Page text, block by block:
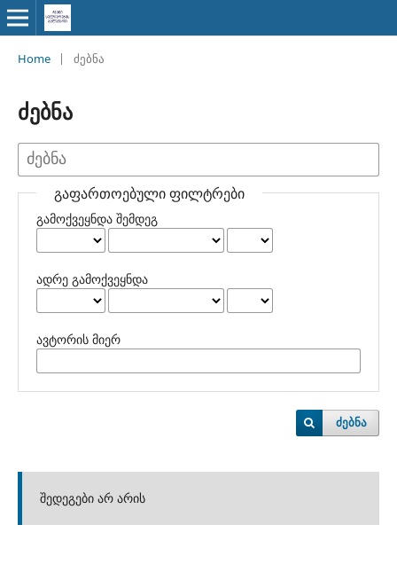
Home | ძებნა
ძებნა
გაფართოებული ფილტრები
გამოქვეყნდა შემდეგ
ადრე გამოქვეყნდა
ავტორის მიერ
ძებნა
შედეგები არ არის